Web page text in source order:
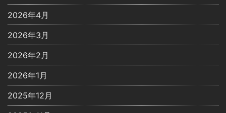
2026年4月
2026年3月
2026年2月
2026年1月
2025年12月